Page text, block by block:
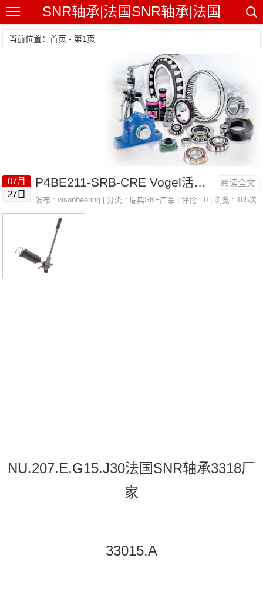
SNR轴承|法国SNR轴承|法国
SNR精密轴承
当前位置：首页 - 第1页
阅读全文
07月
27日
P4BE211-SRB-CRE Vogel活塞传感器/活塞检测器 LINCOLN 82251
发布 :visonbearing | 分类 :瑞典SKF产品 | 评论 : 0 | 浏览 : 185次
NU.207.E.G15.J30法国SNR轴承3318厂
家
33015.A